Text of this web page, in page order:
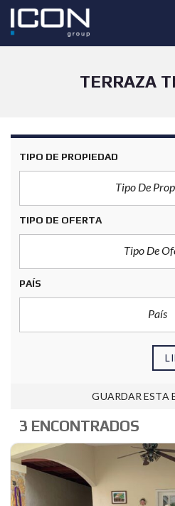
TERRAZA
TIPO DE PROPIEDAD
Tipo De
TIPO DE OFERTA
Tipo De
PAÍS
País
GUARDAR ESTA
3 ENCONTRADOS